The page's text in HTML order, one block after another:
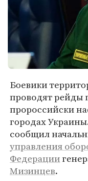
Боевики
проводят рейды
пророссийски
городах
сообщил
управления
Федерации
Мизинцев.